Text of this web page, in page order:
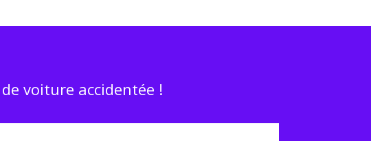
voiture accidentée !